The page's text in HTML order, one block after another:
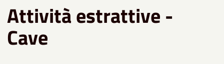
Attività estrattive -
Cave